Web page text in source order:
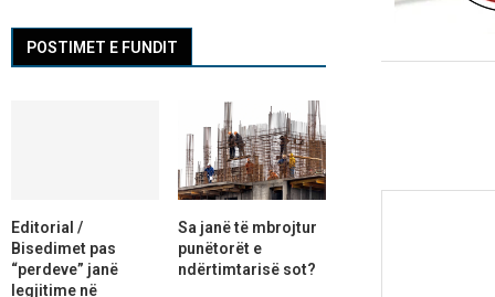
POSTIMET E FUNDIT
Editorial /
Bisedimet pas
“perdeve” janë
legjitime në
Sa janë të mbrojtur
punëtorët e
ndërtimtarisë sot?